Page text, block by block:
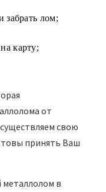
забрать лом;
карту;
от
свою
принять Ваш
в